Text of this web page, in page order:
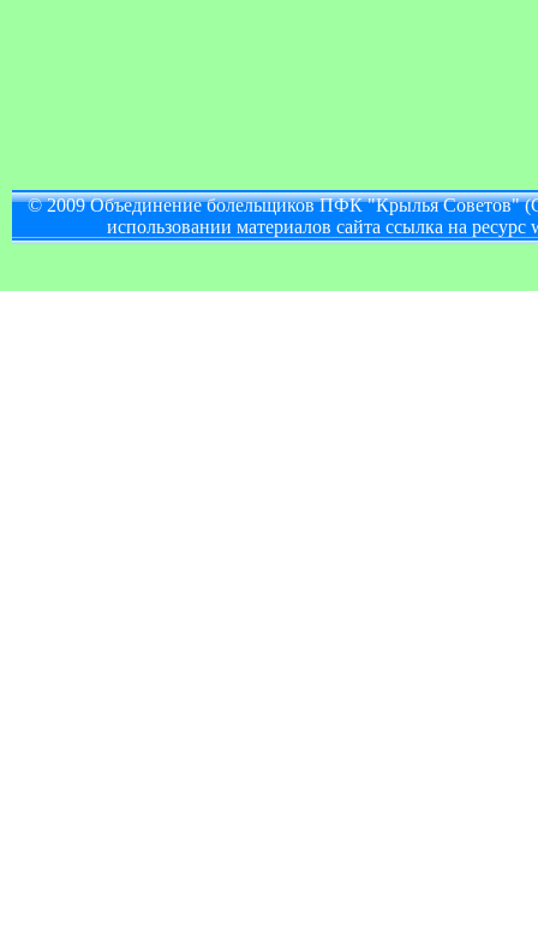
© 2009 Объединение болельщиков ПФК "Крылья
использовании материалов сайта ссылка на ресурс